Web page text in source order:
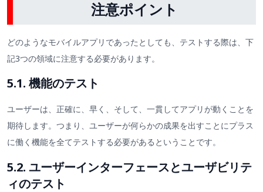
注意ポイント
どのようなモバイルアプリであったとしても、テストする際は、下
記3つの領域に注意する必要があります。
5.1. 機能のテスト
ユーザーは、正確に、早く、そして、一貫してアプリが動くことを
期待します。つまり、ユーザーが何らかの成果を出すことにプラス
に働く機能を全てテストする必要があるということです。
5.2. ユーザーインターフェースとユーザビリテ
ィのテスト